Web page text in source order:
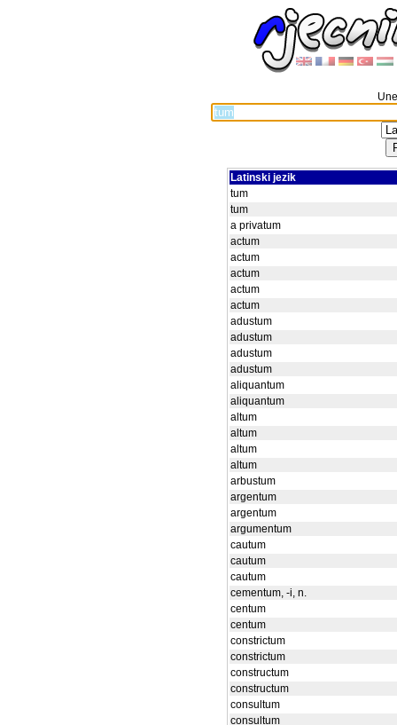
Latinski jezik
tum
tum
a privatum
actum
actum
actum
actum
actum
adustum
adustum
adustum
adustum
aliquantum
aliquantum
altum
altum
altum
altum
arbustum
argentum
argentum
argumentum
cautum
cautum
cautum
cementum, -i, n.
centum
centum
constrictum
constrictum
constructum
constructum
consultum
consultum